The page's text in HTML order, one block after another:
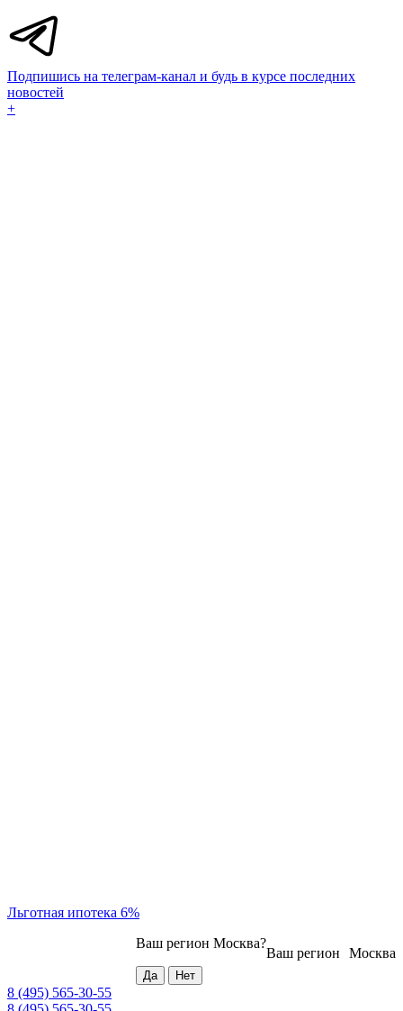
Подпишись на телеграм-канал и будь в курсе последних
новостей
+
Льготная ипотека 6%
Москва
Ваш регион
Ваш регион Москва?
8 (495) 565-30-55